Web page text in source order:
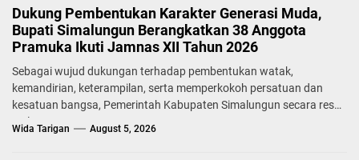
Dukung Pembentukan Karakter Generasi Muda,
Bupati Simalungun Berangkatkan 38 Anggota
Pramuka Ikuti Jamnas XII Tahun 2026
Sebagai wujud dukungan terhadap pembentukan watak,
kemandirian, keterampilan, serta memperkokoh persatuan dan
kesatuan bangsa, Pemerintah Kabupaten Simalungun secara resmi
melepas...
Wida Tarigan August 5, 2026